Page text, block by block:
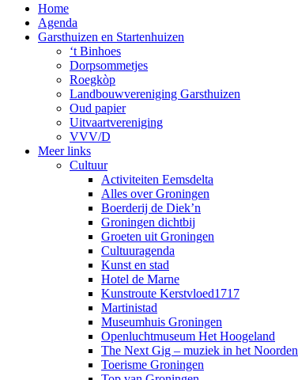
Close
Menu
Home
Agenda
Garsthuizen en Startenhuizen
‘t Binhoes
Dorpsommetjes
Roegkòp
Landbouwvereniging Garsthuizen
Oud papier
Uitvaartvereniging
VVV/D
Meer links
Cultuur
Activiteiten Eemsdelta
Alles over Groningen
Boerderij de Diek’n
Groningen dichtbij
Groeten uit Groningen
Cultuuragenda
Kunst en stad
Hotel de Marne
Kunstroute Kerstvloed1717
Martinistad
Museumhuis Groningen
Openluchtmuseum Het Hoogeland
The Next Gig – muziek in het Noorden
Toerisme Groningen